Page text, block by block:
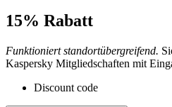
15% Rabatt
Funktioniert standortübergreifend.
Kaspersky Mitgliedschaften mit
Discount code